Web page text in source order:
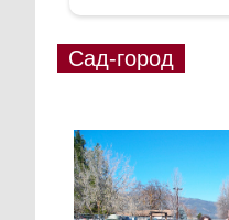
Сад-город